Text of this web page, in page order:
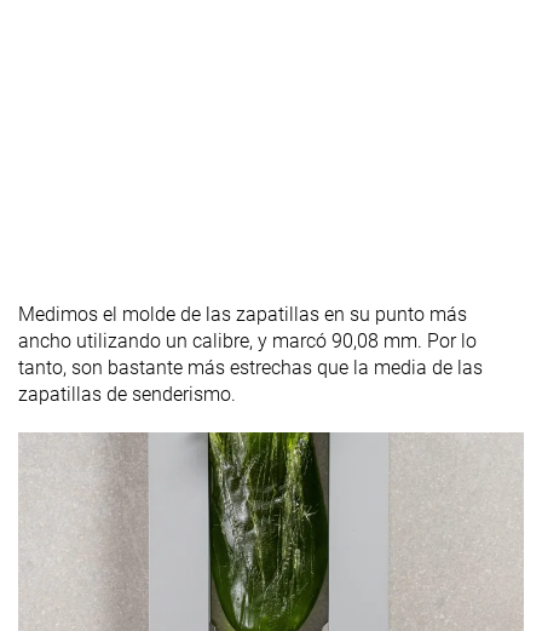
Medimos el molde de las zapatillas en su punto más
ancho utilizando un calibre, y marcó 90,08 mm. Por lo
tanto, son bastante más estrechas que la media de las
zapatillas de senderismo.